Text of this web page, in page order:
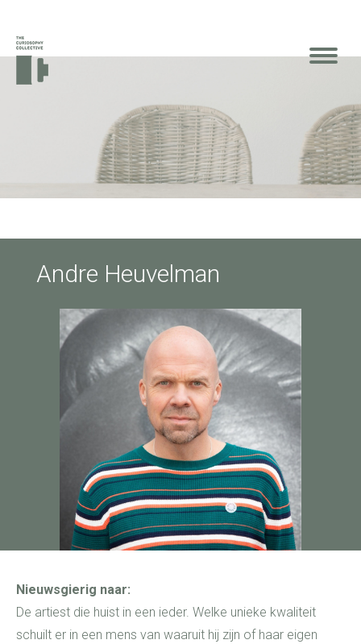
Andre Heuvelman
Nieuwsgierig naar:
De artiest die huist in een ieder. Welke unieke kwaliteit
schuilt er in een mens van waaruit hij zijn of haar eigen